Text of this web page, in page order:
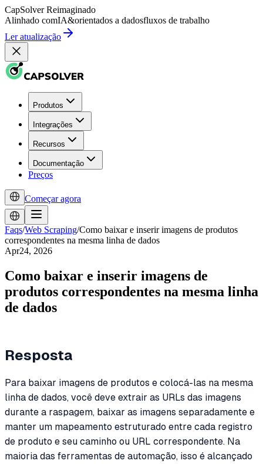
CapSolver Reimaginado
Alinhado comIA&orientados a dadosfluxos de trabalho
Ler atualização
Produtos
Integrações
Recursos
Documentação
Preços
Começar agora
Faqs/Web Scraping/Como baixar e inserir imagens de produtos
correspondentes na mesma linha de dados
Apr24, 2026
Como baixar e inserir imagens de
produtos correspondentes na mesma linha
de dados
Resposta
Para baixar imagens de produtos e colocá-las na mesma
linha de dados, você deve extrair as URLs das imagens
durante a raspagem, baixar as imagens separadamente e
manter um mapeamento estruturado entre cada registro
de produto e seu caminho ou URL correspondente. Na
maioria das ferramentas de automação, isso é alcançado